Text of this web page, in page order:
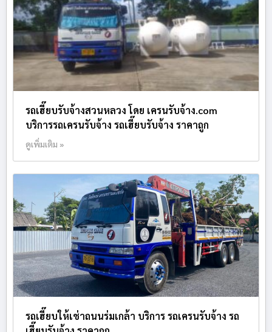
รถเฮี๊ยบรับจ้างสวนหลวง โดย เครนรับจ้าง.com
บริการรถเครนรับจ้าง รถเฮี๊ยบรับจ้าง ราคาถูก
ดูเพิ่มเติม »
รถเฮี๊ยบให้เช่าถนนร่มเกล้า บริการ รถเครนรับจ้าง รถ